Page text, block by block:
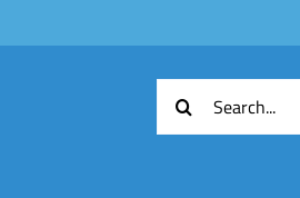
Cerca
per: